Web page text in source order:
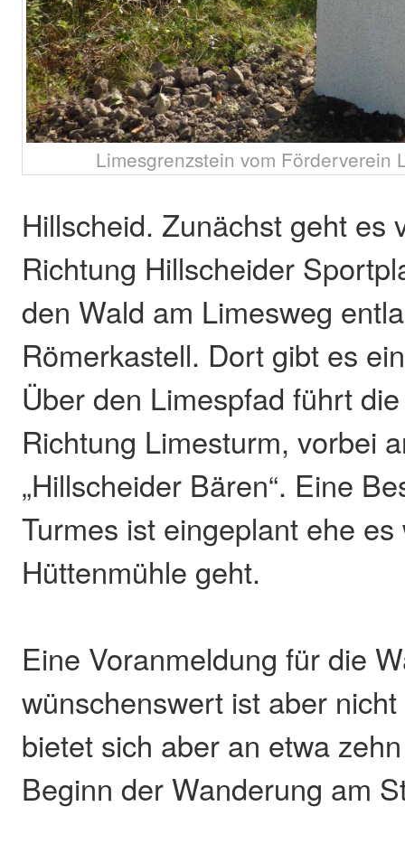
Limesgrenzstein vom Förderverein
Hillscheid. Zunächst geht es
Richtung Hillscheider
den Wald am Limesweg
Römerkastell. Dort gibt es
Über den Limespfad führt
Richtung Limesturm, vorbei
„Hillscheider Bären“. Eine
Turmes ist eingeplant ehe
Hüttenmühle geht.
Eine Voranmeldung für die
wünschenswert ist aber
bietet sich aber an etwa
Beginn der Wanderung am